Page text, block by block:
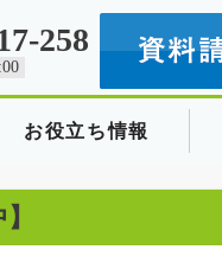
258
お役立ち情報